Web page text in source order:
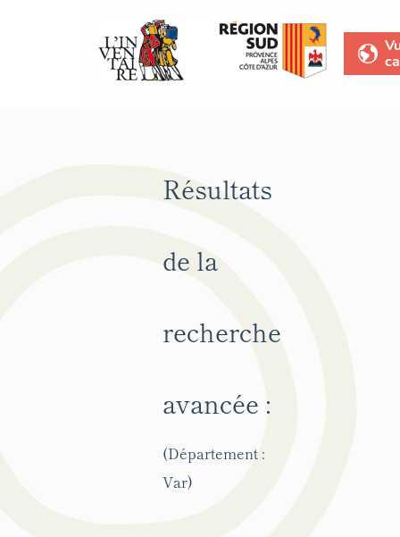
Résultats
de la
recherche
avancée :
(Département :
Var)